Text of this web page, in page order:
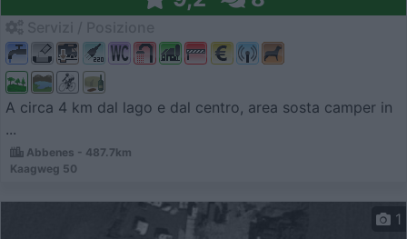
A circa 4 km dal lago e dal centro, area sosta camper in
...
Abbenes - 487.7km
Kaagweg 50
1